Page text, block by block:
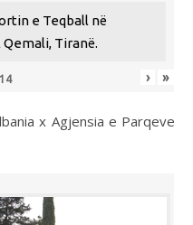
e Teqball në
Tiranë.
14 › »
x Agjensia e Parqeve